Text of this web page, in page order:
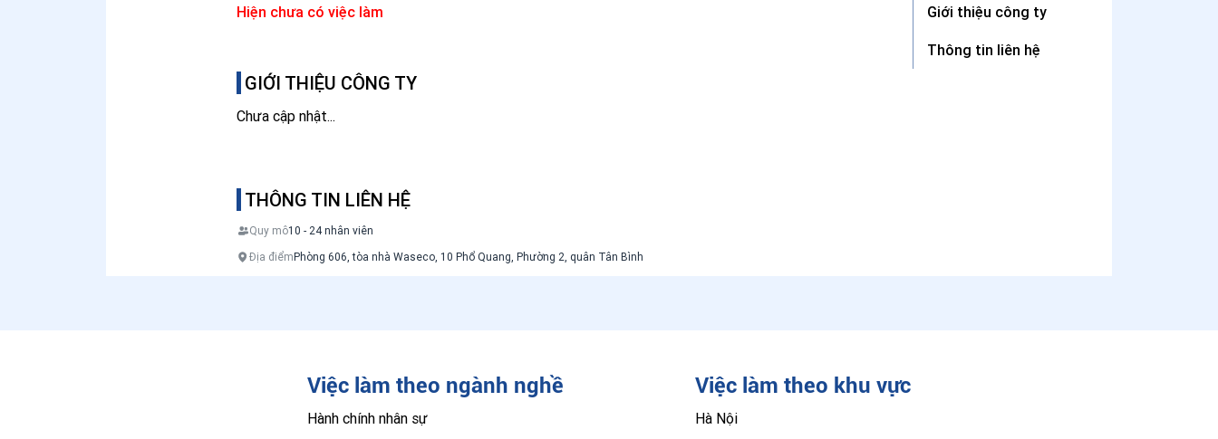
Hiện chưa có việc làm
GIỚI THIỆU CÔNG TY
Chưa cập nhật...
THÔNG TIN LIÊN HỆ
Quy mô10 - 24 nhân viên
Địa điểmPhòng 606, tòa nhà Waseco, 10 Phổ Quang, Phường 2, quân Tân Bình
Giới thiệu công ty
Thông tin liên hệ
Việc làm theo ngành nghề
Hành chính nhân sự
Việc làm theo khu vực
Hà Nội